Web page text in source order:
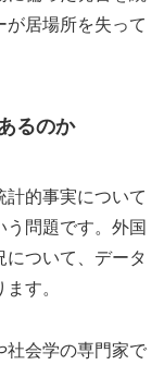
が居場所を失って
るのか
計的事実について
う問題です。外国
について、データ
す。
社会学の専門家で